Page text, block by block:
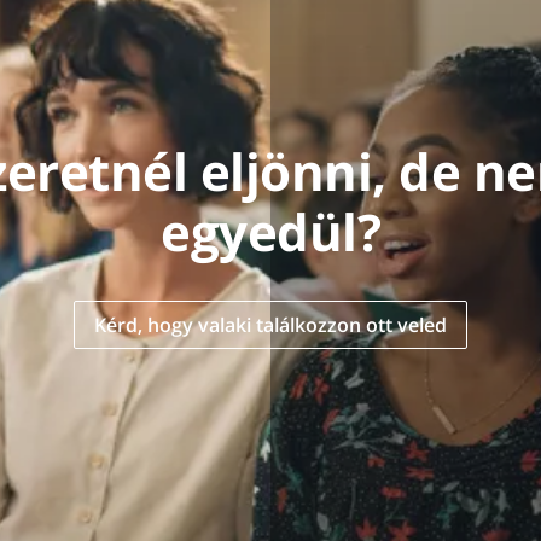
eljönni, de
egyedül?
Kérd, hogy valaki találkozzon ott veled